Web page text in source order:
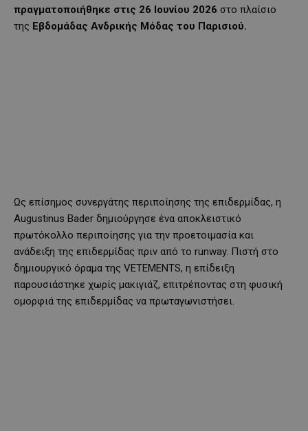
πραγματοποιήθηκε στις 26 Ιουνίου 2026 στο πλαίσιο
της Εβδομάδας Ανδρικής Μόδας του Παρισιού.
Ως επίσημος συνεργάτης περιποίησης της επιδερμίδας, η
Augustinus Bader δημιούργησε ένα αποκλειστικό
πρωτόκολλο περιποίησης για την προετοιμασία και
ανάδειξη της επιδερμίδας πριν από το runway. Πιστή στο
δημιουργικό όραμα της VETEMENTS, η επίδειξη
παρουσιάστηκε χωρίς μακιγιάζ, επιτρέποντας στη φυσική
ομορφιά της επιδερμίδας να πρωταγωνιστήσει.